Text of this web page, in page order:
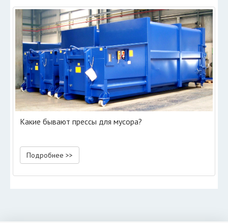
Какие бывают прессы для мусора?
Подробнее >>